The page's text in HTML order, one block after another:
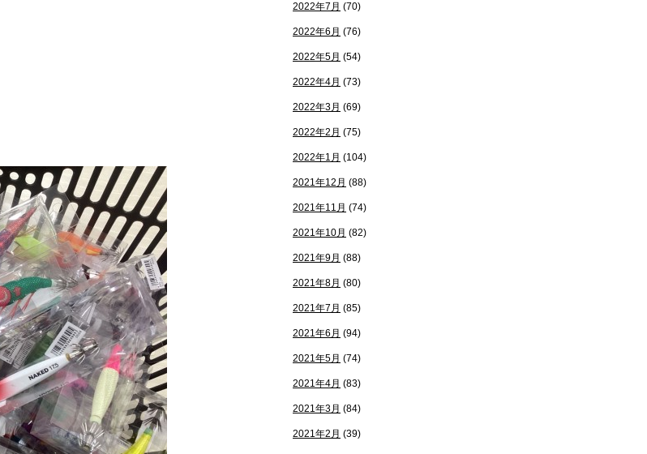
2022年7月 (70)
2022年6月 (76)
2022年5月 (54)
2022年4月 (73)
2022年3月 (69)
2022年2月 (75)
2022年1月 (104)
2021年12月 (88)
2021年11月 (74)
2021年10月 (82)
2021年9月 (88)
2021年8月 (80)
2021年7月 (85)
2021年6月 (94)
2021年5月 (74)
2021年4月 (83)
2021年3月 (84)
2021年2月 (39)